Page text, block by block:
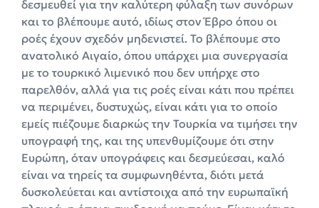
δεσμευθεί για την καλύτερη φύλαξη των συνόρων
και το βλέπουμε αυτό, ιδίως στον Έβρο όπου οι
ροές έχουν σχεδόν μηδενιστεί. Το βλέπουμε στο
ανατολικό Αιγαίο, όπου υπάρχει μια συνεργασία
με το τουρκικό λιμενικό που δεν υπήρχε στο
παρελθόν, αλλά για τις ροές είναι κάτι που πρέπει
να περιμένει, δυστυχώς, είναι κάτι για το οποίο
εμείς πιέζουμε διαρκώς την Τουρκία να τιμήσει την
υπογραφή της, και της υπενθυμίζουμε ότι στην
Ευρώπη, όταν υπογράφεις και δεσμεύεσαι, καλό
είναι να τηρείς τα συμφωνηθέντα, διότι μετά
δυσκολεύεται και αντίστοιχα από την ευρωπαϊκή